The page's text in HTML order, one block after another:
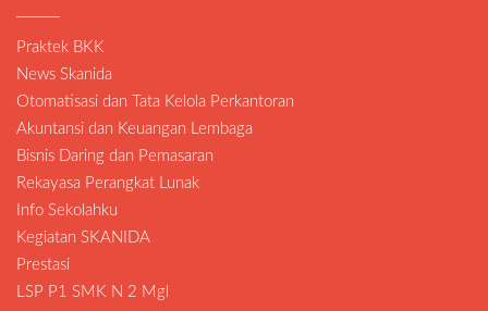
Praktek BKK
News Skanida
Otomatisasi dan Tata Kelola Perkantoran
Akuntansi dan Keuangan Lembaga
Bisnis Daring dan Pemasaran
Rekayasa Perangkat Lunak
Info Sekolahku
Kegiatan SKANIDA
Prestasi
LSP P1 SMK N 2 Mgl